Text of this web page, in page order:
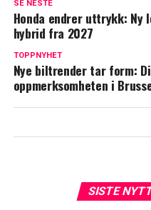
SE NESTE
Honda endrer uttrykk: Ny
hybrid fra 2027
TOPPNYHET
Nye biltrender tar form:
oppmerksomheten i
SISTE